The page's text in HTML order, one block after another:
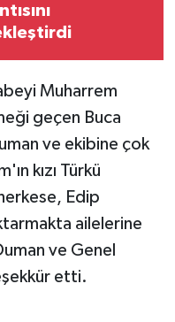
Muharrem
geçen Buca
ve ekibine çok
kızı Türkü
Edip
ailelerine
ve Genel
etti.